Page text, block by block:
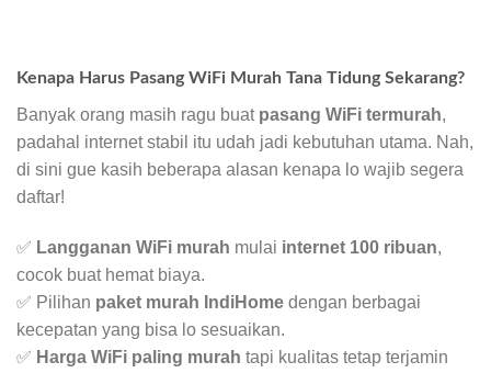
Kenapa Harus Pasang WiFi Murah Tana Tidung Sekarang?
Banyak orang masih ragu buat pasang WiFi termurah,
padahal internet stabil itu udah jadi kebutuhan utama. Nah,
di sini gue kasih beberapa alasan kenapa lo wajib segera
daftar!
✅ Langganan WiFi murah mulai internet 100 ribuan,
cocok buat hemat biaya.
✅ Pilihan paket murah IndiHome dengan berbagai
kecepatan yang bisa lo sesuaikan.
✅ Harga WiFi paling murah tapi kualitas tetap terjamin